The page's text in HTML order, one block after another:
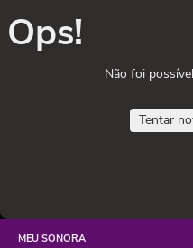
Ops!
Não foi
Tentar
MEU SONORA